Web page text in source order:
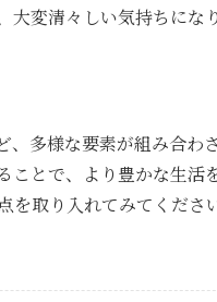
変清々しい気持ちになり
多様な要素が組み合わ
とで、より豊かな生活
取り入れてみてください